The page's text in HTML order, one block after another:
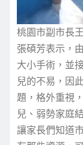
桃園市副市長
張碩芳表示，
大小手術，並
兒的不易，因
題，格外重視
兒、弱勢家庭
讓家長們知道